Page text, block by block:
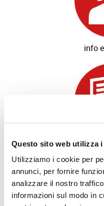
Questo sito web utilizza
Utilizziamo i cookie per
annunci, per fornire
analizzare il nostro
informazioni sul modo in
info
SCHEDA TECNICA